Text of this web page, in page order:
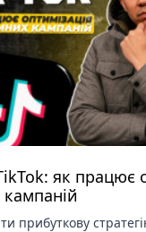
як працює
прибуткову